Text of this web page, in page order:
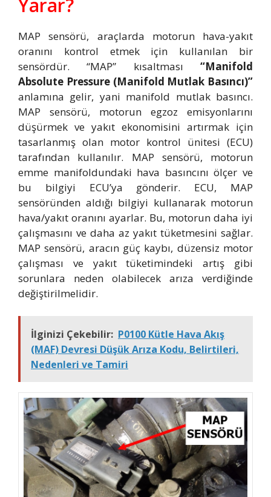
Yarar?
MAP sensörü, araçlarda motorun hava-yakıt
oranını kontrol etmek için kullanılan bir
sensördür. “MAP” kısaltması “Manifold
Absolute Pressure (Manifold Mutlak Basıncı)”
anlamına gelir, yani manifold mutlak basıncı.
MAP sensörü, motorun egzoz emisyonlarını
düşürmek ve yakıt ekonomisini artırmak için
tasarlanmış olan motor kontrol ünitesi (ECU)
tarafından kullanılır. MAP sensörü, motorun
emme manifoldundaki hava basıncını ölçer ve
bu bilgiyi ECU’ya gönderir. ECU, MAP
sensöründen aldığı bilgiyi kullanarak motorun
hava/yakıt oranını ayarlar. Bu, motorun daha iyi
çalışmasını ve daha az yakıt tüketmesini sağlar.
MAP sensörü, aracın güç kaybı, düzensiz motor
çalışması ve yakıt tüketimindeki artış gibi
sorunlara neden olabilecek arıza verdiğinde
değiştirilmelidir.
İlginizi Çekebilir: P0100 Kütle Hava Akış
(MAF) Devresi Düşük Arıza Kodu, Belirtileri,
Nedenleri ve Tamiri